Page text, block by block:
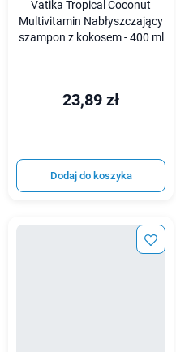
Vatika Tropical Coconut
Multivitamin Nabłyszczający
szampon z kokosem - 400 ml
23,89 zł
Dodaj do koszyka